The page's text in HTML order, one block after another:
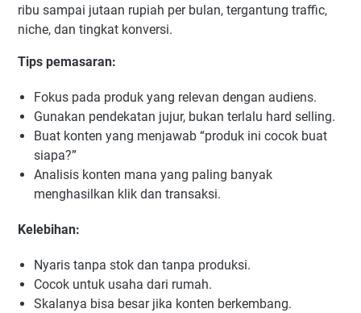
ribu sampai jutaan rupiah per bulan, tergantung traffic,
niche, dan tingkat konversi.
Tips pemasaran:
Fokus pada produk yang relevan dengan audiens.
Gunakan pendekatan jujur, bukan terlalu hard selling.
Buat konten yang menjawab “produk ini cocok buat
siapa?”
Analisis konten mana yang paling banyak
menghasilkan klik dan transaksi.
Kelebihan:
Nyaris tanpa stok dan tanpa produksi.
Cocok untuk usaha dari rumah.
Skalanya bisa besar jika konten berkembang.